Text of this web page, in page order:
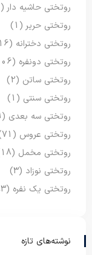
روتختی حاشیه دار (1)
روتختی حریر (1)
روتختی دخترانه (16)
روتختی دونفره (106)
روتختی ساتن (2)
روتختی سنتی (1)
روتختی سه بعدی (69)
روتختی عروس (71)
روتختی مخمل (18)
روتختی نوزاد (3)
روتختی یک نفره (83)
نوشته‌های تازه